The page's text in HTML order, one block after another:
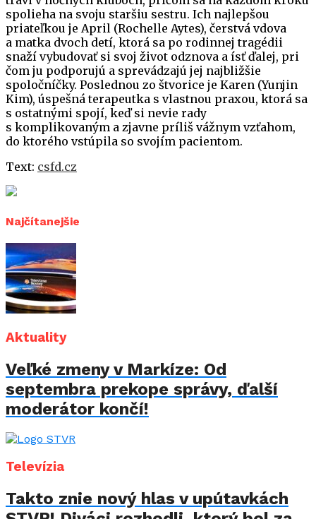
spolieha na svoju staršiu sestru. Ich najlepšou
priateľkou je April (Rochelle Aytes), čerstvá vdova
a matka dvoch detí, ktorá sa po rodinnej tragédii
snaží vybudovať si svoj život odznova a ísť ďalej, pri
čom ju podporujú a sprevádzajú jej najbližšie
spoločníčky. Poslednou zo štvorice je Karen (Yunjin
Kim), úspešná terapeutka s vlastnou praxou, ktorá sa
s ostatnými spojí, keď si nevie rady
s komplikovaným a zjavne príliš vážnym vzťahom,
do ktorého vstúpila so svojím pacientom.
Text: csfd.cz
Najčítanejšie
Aktuality
Veľké zmeny v Markíze: Od
septembra prekope správy, ďalší
moderátor končí!
Televízia
Takto znie nový hlas v upútavkách